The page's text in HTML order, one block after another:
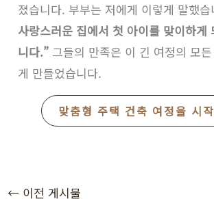
졌습니다. 부부는 저에게 이렇게 말했습
사랑스러운 집에서 첫 아이를 맞이하게
니다.” 그들의 만족은 이 긴 여정의 모
게 만들었습니다.
맞춤형 주택 건축 여정을 시
← 이전 게시물